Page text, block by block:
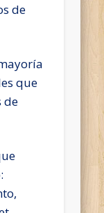
de
que
de